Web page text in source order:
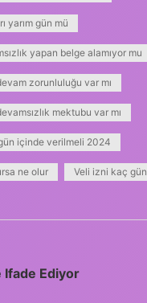
yarım gün mü
yapan belge alamıyor mu
zorunluluğu var mı
mektubu var mı
içinde verilmeli 2024
ne olur Veli izni kaç gün
Ifade Ediyor